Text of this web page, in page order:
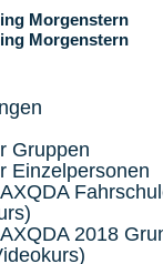
Gruppen
Einzelpersonen
2018